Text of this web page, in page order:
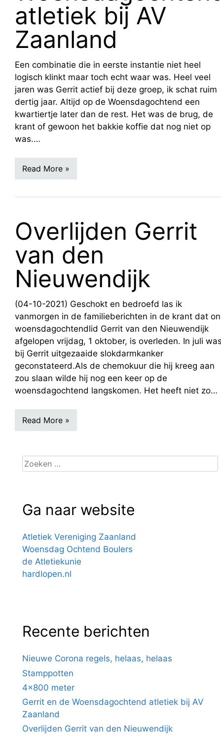
atletiek bij AV
Zaanland
Een combinatie die in eerste instantie niet heel
logisch klinkt maar toch echt waar was. Heel veel
jaren was Gerrit actief bij deze groep, ik schat ruim
dertig jaar. Altijd op de Woensdagochtend een
kwartiertje later dan de rest. Het was de brug, de
krant of gewoon het bakkie koffie dat nog niet op
was.…
Read More »
Overlijden Gerrit
van den
Nieuwendijk
(04-10-2021) Geschokt en bedroefd las ik
vanmorgen in de familieberichten in de krant dat
woensdagochtendlid Gerrit van den Nieuwendijk
afgelopen vrijdag, 1 oktober, is overleden. In juli
bij Gerrit uitgezaaide slokdarmkanker
geconstateerd.Als de chemokuur die hij kreeg aan
zou slaan wilde hij nog een keer op de
woensdagochtend langskomen. Het heeft niet zo…
Read More »
Zoeken
naar:
Ga naar website
Atletiek Vereniging Zaanland
Woensdag Ochtend Boulers
de Atletiekunie
hardlopen.nl
Recente berichten
Nieuwe Corona regels, helaas, helaas
Stamppotten
4×800 meter
Gerrit en de Woensdagochtend atletiek bij AV
Zaanland
Overlijden Gerrit van den Nieuwendijk